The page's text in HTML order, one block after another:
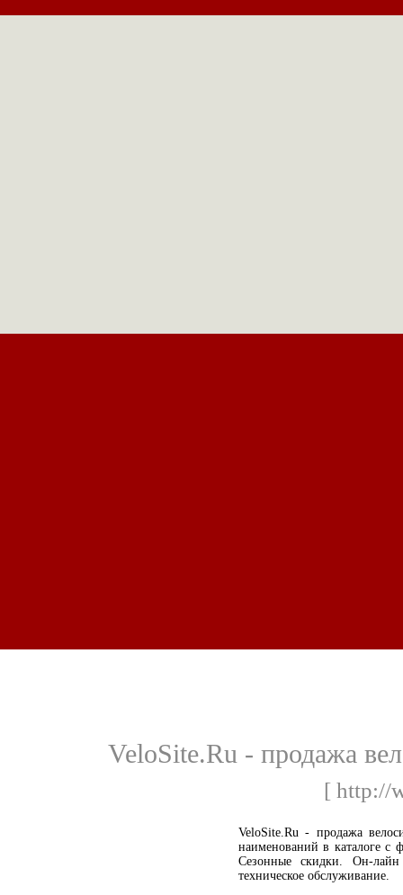
VeloSite.Ru - продажа
[ http://
VeloSite.Ru - продажа
наименований в каталоге с
Сезонные скидки. Он-лайн
техническое обслуживание.